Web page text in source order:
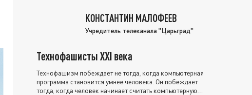
КОНСТАНТИН МАЛОФЕЕВ
Учредитель телеканала "Царьград"
Технофашисты XXI века
Технофашизм побеждает не тогда, когда компьютерная
программа становится умнее человека. Он побеждает
тогда, когда человек начинает считать компьютерную